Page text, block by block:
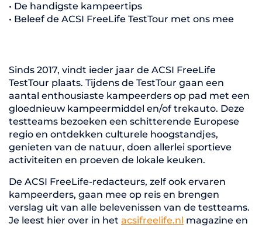
• De handigste kampeertips
• Beleef de ACSI FreeLife TestTour met ons mee
Sinds 2017, vindt ieder jaar de ACSI FreeLife
TestTour plaats. Tijdens de TestTour gaan een
aantal enthousiaste kampeerders op pad met een
gloednieuw kampeermiddel en/of trekauto. Deze
testteams bezoeken een schitterende Europese
regio en ontdekken culturele hoogstandjes,
genieten van de natuur, doen allerlei sportieve
activiteiten en proeven de lokale keuken.
De ACSI FreeLife-redacteurs, zelf ook ervaren
kampeerders, gaan mee op reis en brengen
verslag uit van alle belevenissen van de testteams.
Je leest hier over in het acsifreelife.nl magazine en